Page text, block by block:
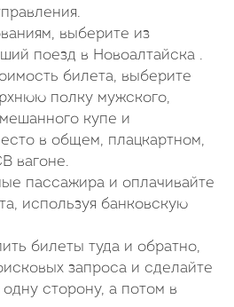
выберите из
поезд в Новоалтайска .
билета, выберите
полку мужского,
купе и
в общем, плацкартном,
вагоне.
пассажира и оплачивайте
используя банковскую
билеты туда и обратно,
запроса и сделайте
одну сторону, а потом в